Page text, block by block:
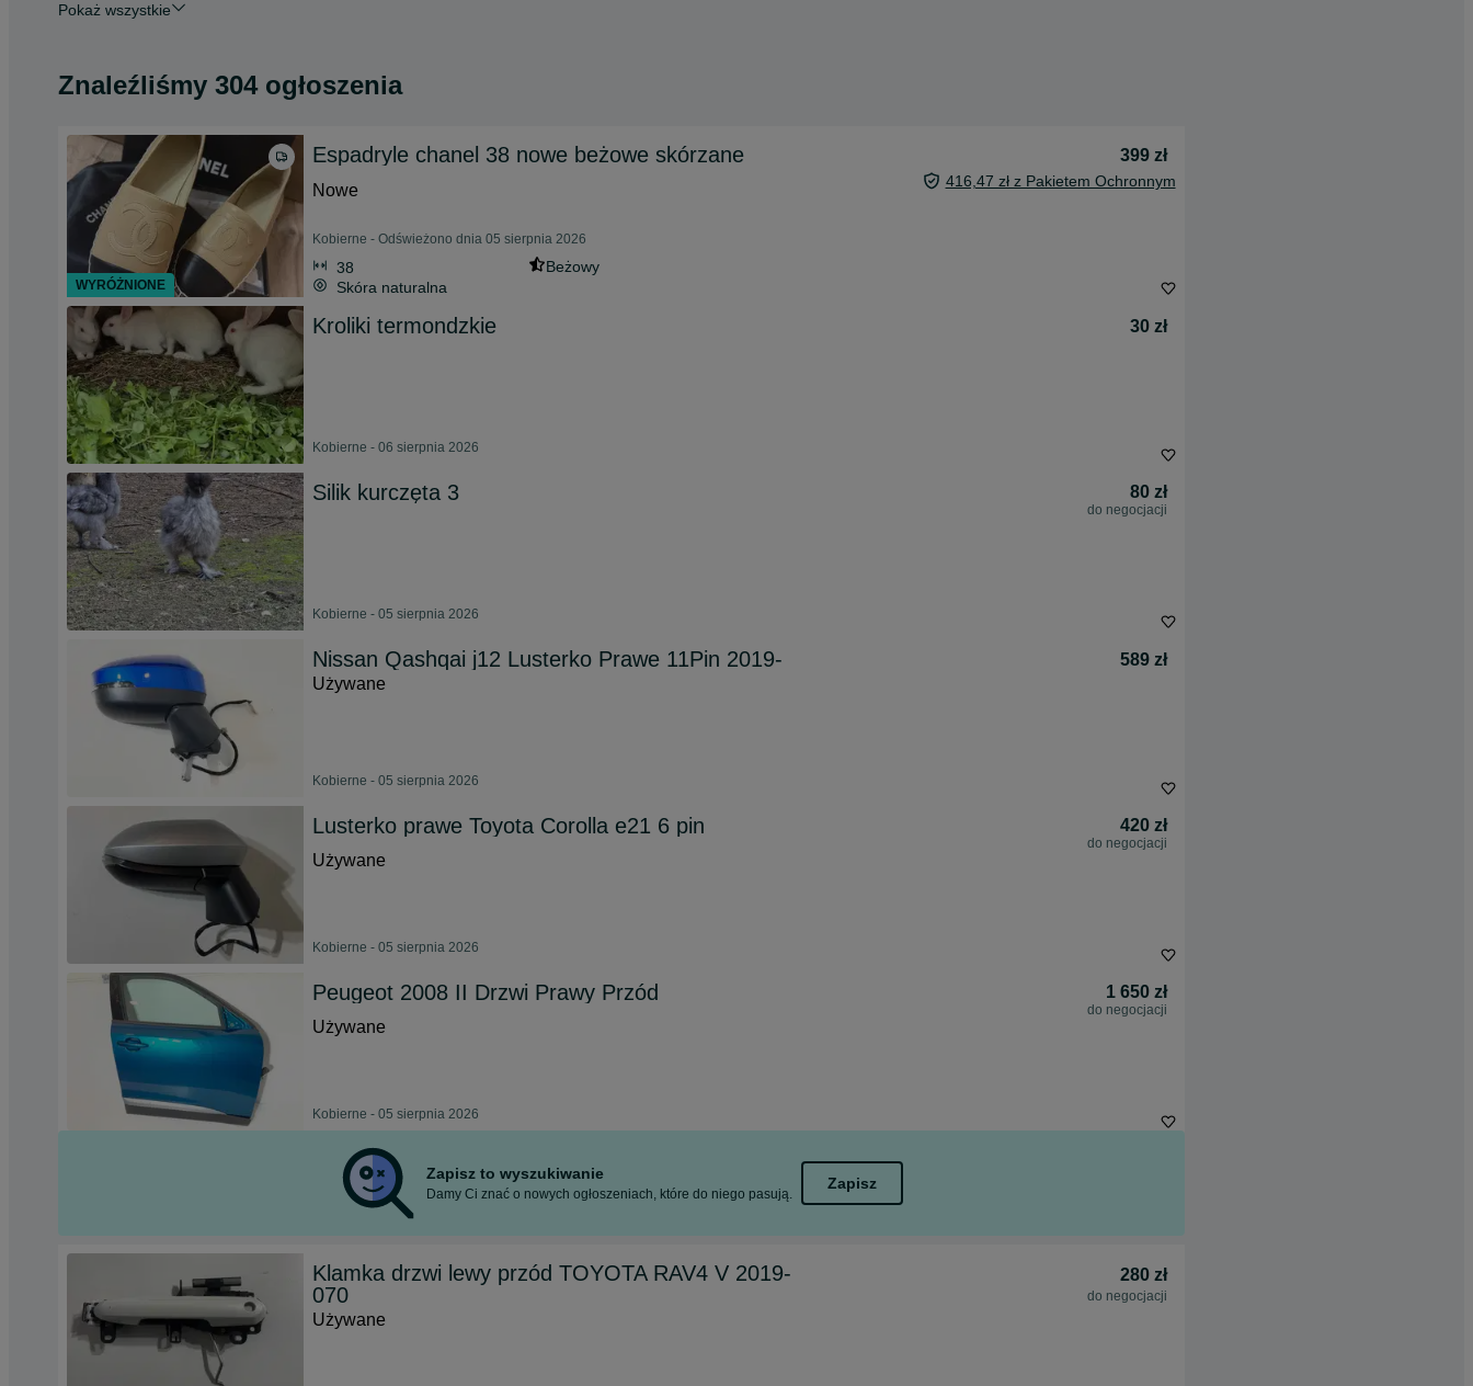
Pokaż wszystkie
Znaleźliśmy 304 ogłoszenia
Espadryle chanel 38 nowe beżowe skórzane
399 zł
Nowe
416,47 zł z Pakietem Ochronnym
Kobierne - Odświeżono dnia 05 sierpnia 2026
38
Beżowy
Skóra naturalna
Kroliki termondzkie 30 zł
Kobierne - 06 sierpnia 2026
Silik kurczęta 3 80 zł
do negocjacji
Kobierne - 05 sierpnia 2026
Nissan Qashqai j12 Lusterko Prawe 11Pin 2019-
589 zł
Używane
Kobierne - 05 sierpnia 2026
Lusterko prawe Toyota Corolla e21 6 pin 420 zł
do negocjacji
Używane
Kobierne - 05 sierpnia 2026
Peugeot 2008 II Drzwi Prawy Przód 1 650 zł
do negocjacji
Używane
Kobierne - 05 sierpnia 2026
Zapisz to wyszukiwanie
Damy Ci znać o nowych ogłoszeniach, które do niego pasują.
Zapisz
Klamka drzwi lewy przód TOYOTA RAV4 V 2019-
070
280 zł
do negocjacji
Używane
WYRÓŻNIONE